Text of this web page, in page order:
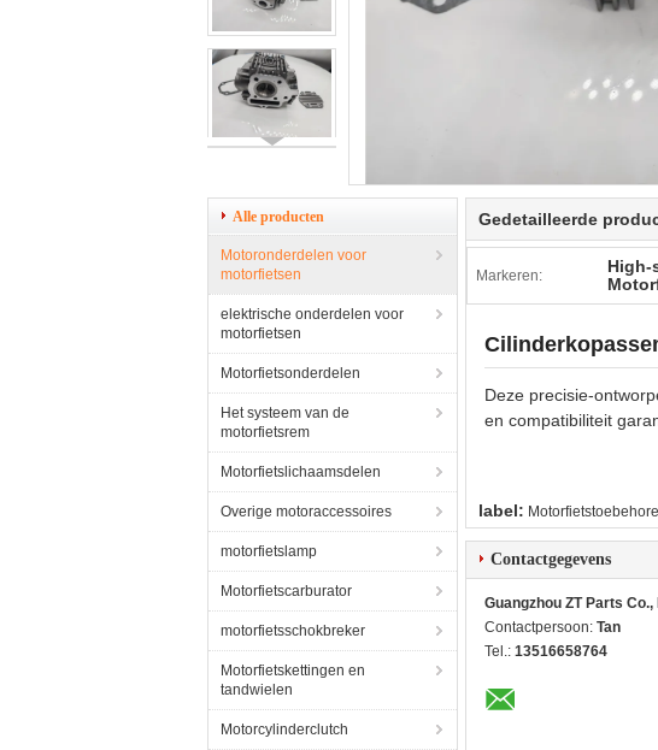
Alle producten
Motoronderdelen voor
motorfietsen
elektrische onderdelen voor
motorfietsen
Motorfietsonderdelen
Het systeem van de
motorfietsrem
Motorfietslichaamsdelen
Overige motoraccessoires
motorfietslamp
Motorfietscarburator
motorfietsschokbreker
Motorfietskettingen en
tandwielen
Motorcylinderclutch
Gedetailleerde
Markeren: High-
Deze precisie-
en compatibiliteit
label:
Contactgegevens
Guangzhou ZT Parts Co.,
Contactpersoon: Tan
Tel.: 13516658764